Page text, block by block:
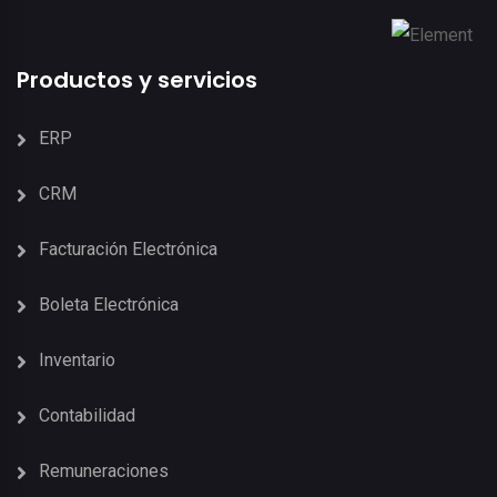
Productos y servicios
ERP
CRM
Facturación Electrónica
Boleta Electrónica
Inventario
Contabilidad
Remuneraciones